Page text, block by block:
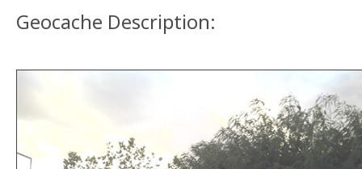
Geocache Description: